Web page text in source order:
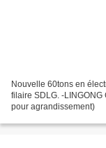
Nouvelle 60tons en
filaire SDLG. -
pour agrandissement)